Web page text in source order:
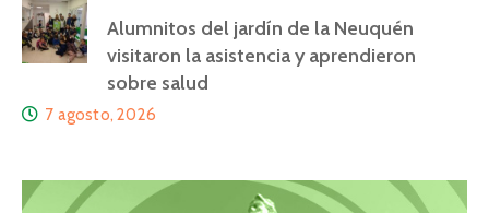
Alumnitos del jardín de la Neuquén
visitaron la asistencia y aprendieron
sobre salud
7 agosto, 2026